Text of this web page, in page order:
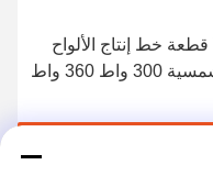
72 قطعة خط إنتاج الألواح
الشمسية 300 واط 360 واط